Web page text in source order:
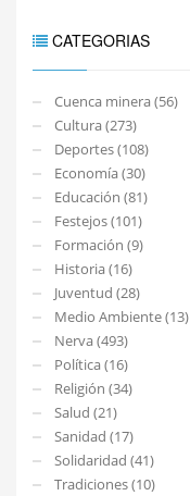
CATEGORIAS
Cuenca minera (56)
Cultura (273)
Deportes (108)
Economía (30)
Educación (81)
Festejos (101)
Formación (9)
Historia (16)
Juventud (28)
Medio Ambiente (13)
Nerva (493)
Política (16)
Religión (34)
Salud (21)
Sanidad (17)
Solidaridad (41)
Tradiciones (10)